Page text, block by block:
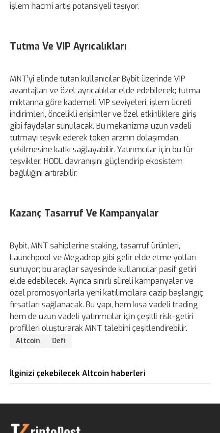
işlem hacmi artış potansiyeli taşıyor.
Tutma Ve VIP Ayrıcalıkları
MNT’yi elinde tutan kullanıcılar Bybit üzerinde VIP
avantajları ve özel ayrıcalıklar elde edebilecek; tutma
miktarına göre kademeli VIP seviyeleri, işlem ücreti
indirimleri, öncelikli erişimler ve özel etkinliklere giriş
gibi faydalar sunulacak. Bu mekanizma uzun vadeli
tutmayı teşvik ederek token arzının dolaşımdan
çekilmesine katkı sağlayabilir. Yatırımcılar için bu tür
teşvikler, HODL davranışını güçlendirip ekosistem
bağlılığını artırabilir.
Kazanç Tasarruf Ve Kampanyalar
Bybit, MNT sahiplerine staking, tasarruf ürünleri,
Launchpool ve Megadrop gibi gelir elde etme yolları
sunuyor; bu araçlar sayesinde kullanıcılar pasif getiri
elde edebilecek. Ayrıca sınırlı süreli kampanyalar ve
özel promosyonlarla yeni katılımcılara cazip başlangıç
fırsatları sağlanacak. Bu yapı, hem kısa vadeli trading
hem de uzun vadeli yatırımcılar için çeşitli risk-getiri
profilleri oluşturarak MNT talebini çeşitlendirebilir.
Altcoin Defi
İlginizi çekebilecek Altcoin haberleri